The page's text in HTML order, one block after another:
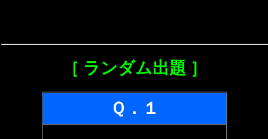
［ ランダム出題 ］
Ｑ．１